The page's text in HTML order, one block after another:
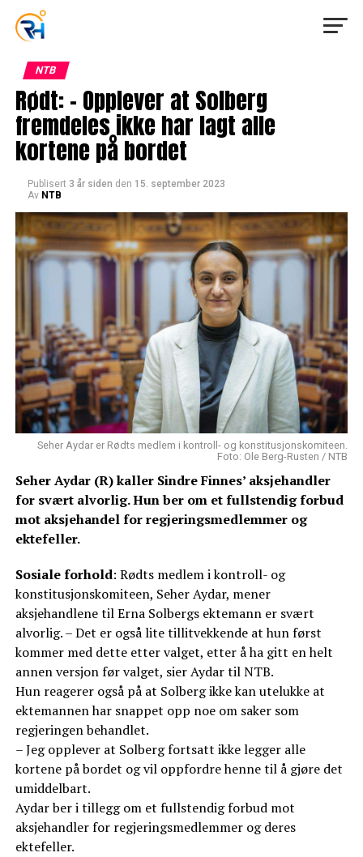
NTB
Rødt: – Opplever at Solberg
fremdeles ikke har lagt alle
kortene på bordet
Publisert 3 år siden den 15. september 2023
Av NTB
Seher Aydar er Rødts medlem i kontroll- og konstitusjonskomiteen.
Foto: Ole Berg-Rusten / NTB
Seher Aydar (R) kaller Sindre Finnes’ aksjehandler
for svært alvorlig. Hun ber om et fullstendig forbud
mot aksjehandel for regjeringsmedlemmer og
ektefeller.
Sosiale forhold: Rødts medlem i kontroll- og
konstitusjonskomiteen, Seher Aydar, mener
aksjehandlene til Erna Solbergs ektemann er svært
alvorlig. – Det er også lite tillitvekkende at hun først
kommer med dette etter valget, etter å ha gitt en helt
annen versjon før valget, sier Aydar til NTB.
Hun reagerer også på at Solberg ikke kan utelukke at
ektemannen har snappet opp noe om saker som
regjeringen behandlet.
– Jeg opplever at Solberg fortsatt ikke legger alle
kortene på bordet og vil oppfordre henne til å gjøre det
umiddelbart.
Aydar ber i tillegg om et fullstendig forbud mot
aksjehandler for regjeringsmedlemmer og deres
ektefeller.